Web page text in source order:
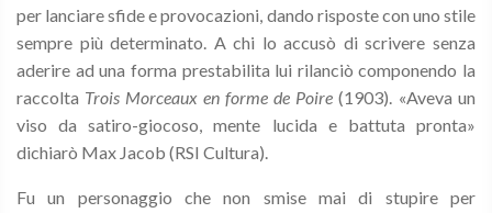
per lanciare sfide e provocazioni, dando risposte con uno stile
sempre più determinato. A chi lo accusò di scrivere senza
aderire ad una forma prestabilita lui rilanciò componendo la
raccolta Trois Morceaux en forme de Poire (1903). «Aveva un
viso da satiro-giocoso, mente lucida e battuta pronta»
dichiarò Max Jacob (RSI Cultura).
Fu un personaggio che non smise mai di stupire per